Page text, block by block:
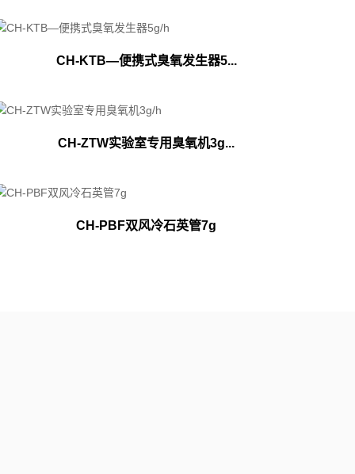
CH-KTB—便携式臭氧发生器5...
CH-ZTW实验室专用臭氧机3g...
CH-PBF双风冷石英管7g